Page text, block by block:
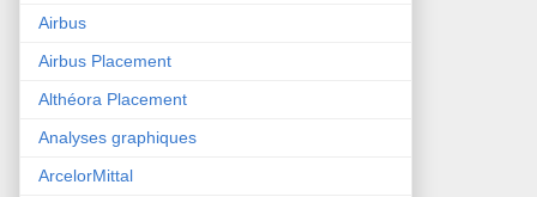
Airbus
Airbus Placement
Althéora Placement
Analyses graphiques
ArcelorMittal